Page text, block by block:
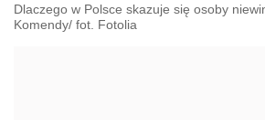
Dlaczego w Polsce skazuje się osoby
Komendy/ fot. Fotolia